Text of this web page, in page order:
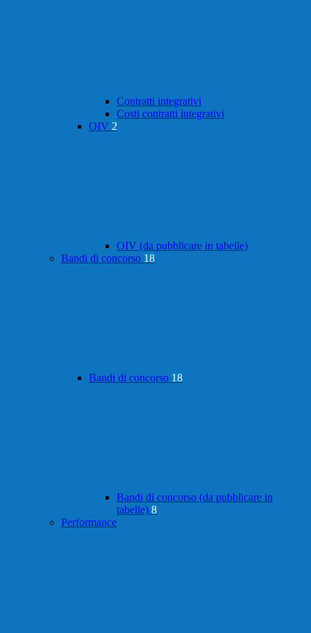
Contratti integrativi
Costi contratti integrativi
OIV 2
OIV (da pubblicare in tabelle)
Bandi di concorso 18
Bandi di concorso 18
Bandi di concorso (da pubblicare in
tabelle) 8
Performance